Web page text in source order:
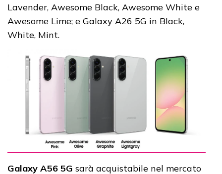
Lavender, Awesome Black, Awesome White e
Awesome Lime; e Galaxy A26 5G in Black,
White, Mint.
Galaxy A56 5G sarà acquistabile nel mercato